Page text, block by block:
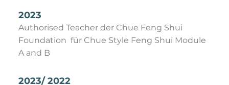
2023/ 2022
2023
Authorised Teacher der Chue Feng Shui
Foundation für Chue Style Feng Shui Module
A and B